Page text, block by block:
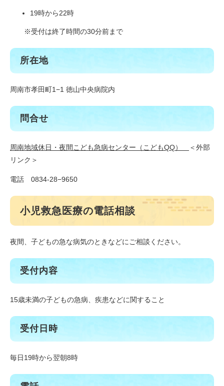
19時から22時
※受付は終了時間の30分前まで
所在地
周南市孝田町1−1 徳山中央病院内
問合せ
周南地域休日・夜間こども急病センター（こどもQQ）
＜外部
リンク＞
電話 0834-28−9650
小児救急医療の電話相談
夜間、子どもの急な病気のときなどにご相談ください。
受付内容
15歳未満の子どもの急病、疾患などに関すること
受付日時
毎日19時から翌朝8時